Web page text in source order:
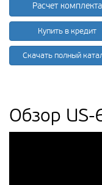
Расчет комплекта
Купить в кредит
Скачать полный
Обзор US-